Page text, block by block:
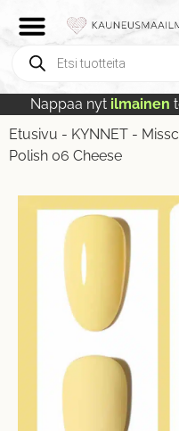
Nappaa nyt ilmainen
Etusivu - KYNNET -
Polish 06 Cheese